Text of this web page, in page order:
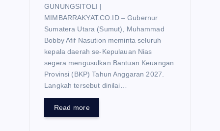
GUNUNGSITOLI |
MIMBARRAKYAT.CO.ID – Gubernur
Sumatera Utara (Sumut), Muhammad
Bobby Afif Nasution meminta seluruh
kepala daerah se-Kepulauan Nias
segera mengusulkan Bantuan Keuangan
Provinsi (BKP) Tahun Anggaran 2027.
Langkah tersebut dinilai…
Read more